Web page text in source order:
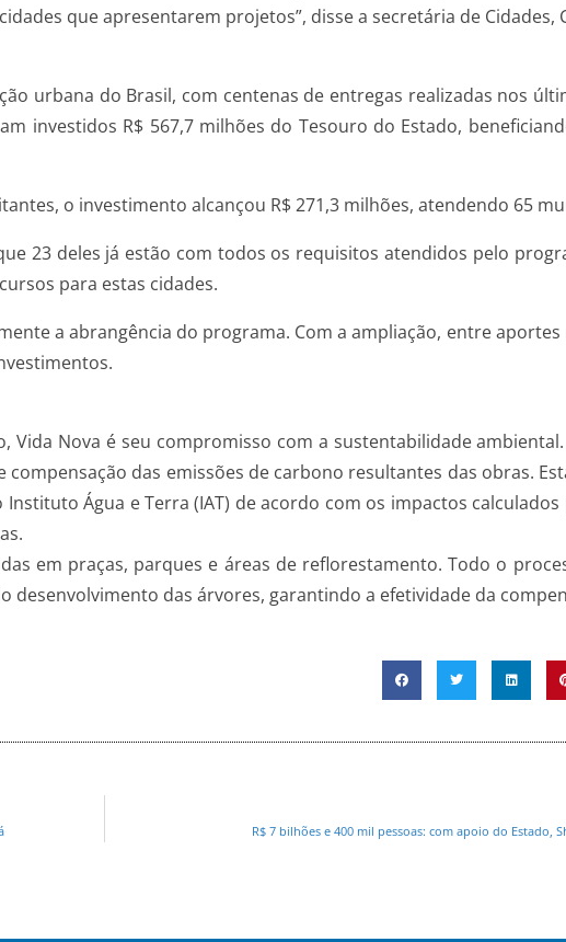
que apresentarem projetos”, disse a secretária de Cidades,
urbana do Brasil, com centenas de entregas realizadas nos
investidos R$ 567,7 milhões do Tesouro do Estado,
o investimento alcançou R$ 271,3 milhões, atendendo 65
23 deles já estão com todos os requisitos atendidos pelo
para estas cidades.
a abrangência do programa. Com a ampliação, entre
Vida Nova é seu compromisso com a sustentabilidade
das emissões de carbono resultantes das obras.
Água e Terra (IAT) de acordo com os impactos
em praças, parques e áreas de reflorestamento. Todo o
das árvores, garantindo a efetividade da
R$ 7 bilhões e 400 mil pessoas: com apoio do Estado,